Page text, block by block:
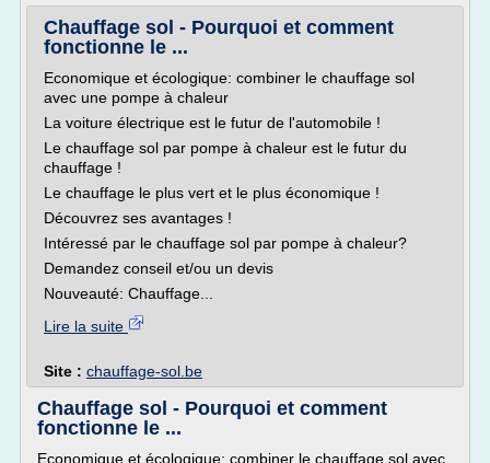
Chauffage sol - Pourquoi et comment
fonctionne le ...
Economique et écologique: combiner le chauffage sol
avec une pompe à chaleur
La voiture électrique est le futur de l'automobile !
Le chauffage sol par pompe à chaleur est le futur du
chauffage !
Le chauffage le plus vert et le plus économique !
Découvrez ses avantages !
Intéressé par le chauffage sol par pompe à chaleur?
Demandez conseil et/ou un devis
Nouveauté: Chauffage...
Lire la suite
Site : chauffage-sol.be
Chauffage sol - Pourquoi et comment
fonctionne le ...
Economique et écologique: combiner le chauffage sol avec